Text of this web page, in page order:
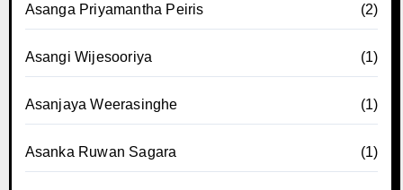
Asanga Priyamantha Peiris (2)
Asangi Wijesooriya (1)
Asanjaya Weerasinghe (1)
Asanka Ruwan Sagara (1)